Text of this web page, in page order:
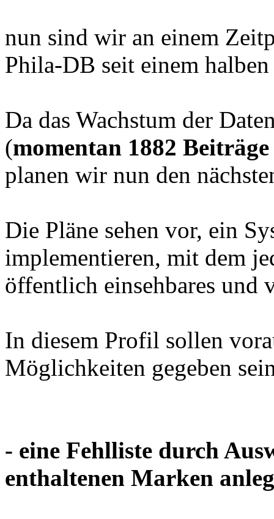
nun sind wir an einem
Phila-DB seit einem halben
Da das Wachstum der
(momentan 1882
planen wir nun den
Die Pläne sehen vor, ein
implementieren, mit dem
öffentlich einsehbares und
In diesem Profil sollen
Möglichkeiten gegeben
- eine Fehlliste durch
enthaltenen Marken